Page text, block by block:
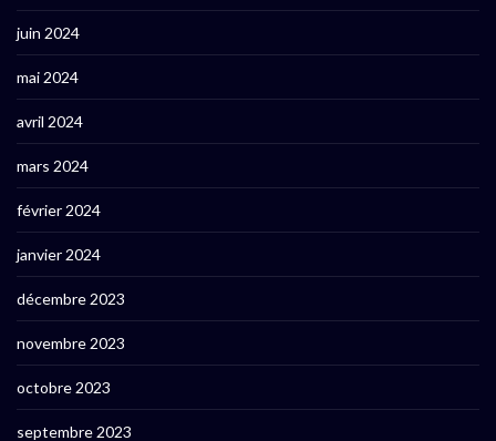
juin 2024
mai 2024
avril 2024
mars 2024
février 2024
janvier 2024
décembre 2023
novembre 2023
octobre 2023
septembre 2023